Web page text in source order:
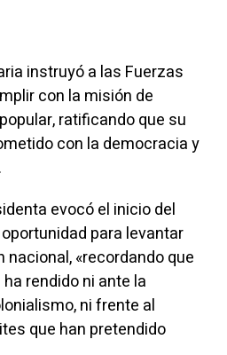
instruyó a las Fuerzas
con la misión de
ratificando que su
con la democracia y
evocó el inicio del
para levantar
nacional, «recordando que
rendido ni ante la
ni frente al
que han pretendido